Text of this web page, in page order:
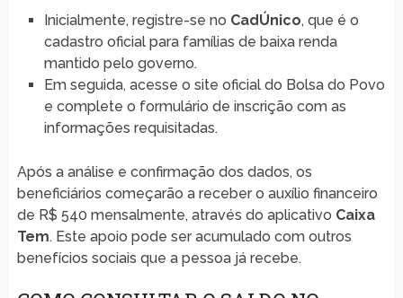
Inicialmente, registre-se no CadÚnico, que é o
cadastro oficial para famílias de baixa renda
mantido pelo governo.
Em seguida, acesse o site oficial do Bolsa do Povo
e complete o formulário de inscrição com as
informações requisitadas.
Após a análise e confirmação dos dados, os
beneficiários começarão a receber o auxílio financeiro
de R$ 540 mensalmente, através do aplicativo Caixa
Tem. Este apoio pode ser acumulado com outros
benefícios sociais que a pessoa já recebe.